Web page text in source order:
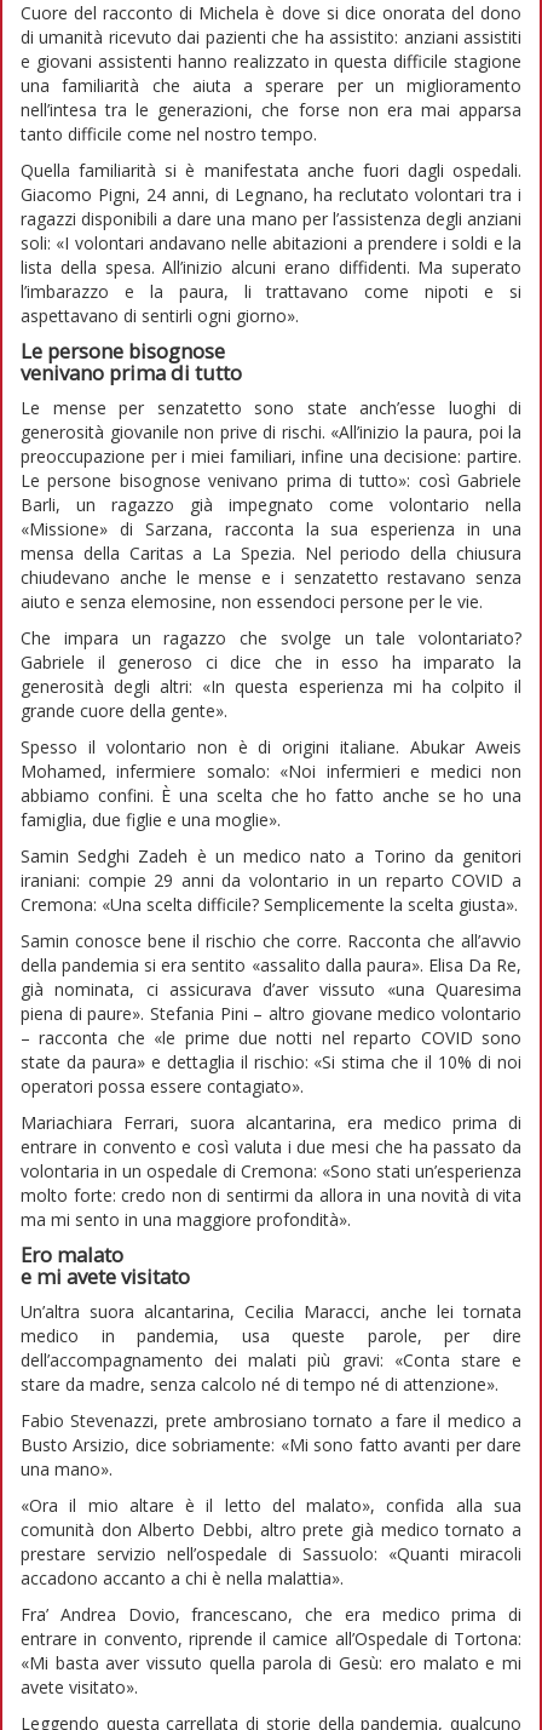
Cuore del racconto di Michela è dove si dice onorata del dono
di umanità ricevuto dai pazienti che ha assistito: anziani assistiti
e giovani assistenti hanno realizzato in questa difficile stagione
una familiarità che aiuta a sperare per un miglioramento
nell’intesa tra le generazioni, che forse non era mai apparsa
tanto difficile come nel nostro tempo.
Quella familiarità si è manifestata anche fuori dagli ospedali.
Giacomo Pigni, 24 anni, di Legnano, ha reclutato volontari tra i
ragazzi disponibili a dare una mano per l’assistenza degli anziani
soli: «I volontari andavano nelle abitazioni a prendere i soldi e la
lista della spesa. All’inizio alcuni erano diffidenti. Ma superato
l’imbarazzo e la paura, li trattavano come nipoti e si
aspettavano di sentirli ogni giorno».
Le persone bisognose
venivano prima di tutto
Le mense per senzatetto sono state anch’esse luoghi di
generosità giovanile non prive di rischi. «All’inizio la paura, poi la
preoccupazione per i miei familiari, infine una decisione: partire.
Le persone bisognose venivano prima di tutto»: così Gabriele
Barli, un ragazzo già impegnato come volontario nella
«Missione» di Sarzana, racconta la sua esperienza in una
mensa della Caritas a La Spezia. Nel periodo della chiusura
chiudevano anche le mense e i senzatetto restavano senza
aiuto e senza elemosine, non essendoci persone per le vie.
Che impara un ragazzo che svolge un tale volontariato?
Gabriele il generoso ci dice che in esso ha imparato la
generosità degli altri: «In questa esperienza mi ha colpito il
grande cuore della gente».
Spesso il volontario non è di origini italiane. Abukar Aweis
Mohamed, infermiere somalo: «Noi infermieri e medici non
abbiamo confini. È una scelta che ho fatto anche se ho una
famiglia, due figlie e una moglie».
Samin Sedghi Zadeh è un medico nato a Torino da genitori
iraniani: compie 29 anni da volontario in un reparto COVID a
Cremona: «Una scelta difficile? Semplicemente la scelta giusta».
Samin conosce bene il rischio che corre. Racconta che all’avvio
della pandemia si era sentito «assalito dalla paura». Elisa Da Re,
già nominata, ci assicurava d’aver vissuto «una Quaresima
piena di paure». Stefania Pini – altro giovane medico volontario
– racconta che «le prime due notti nel reparto COVID sono
state da paura» e dettaglia il rischio: «Si stima che il 10% di noi
operatori possa essere contagiato».
Mariachiara Ferrari, suora alcantarina, era medico prima di
entrare in convento e così valuta i due mesi che ha passato da
volontaria in un ospedale di Cremona: «Sono stati un’esperienza
molto forte: credo non di sentirmi da allora in una novità di vita
ma mi sento in una maggiore profondità».
Ero malato
e mi avete visitato
Un’altra suora alcantarina, Cecilia Maracci, anche lei tornata
medico in pandemia, usa queste parole, per dire
dell’accompagnamento dei malati più gravi: «Conta stare e
stare da madre, senza calcolo né di tempo né di attenzione».
Fabio Stevenazzi, prete ambrosiano tornato a fare il medico a
Busto Arsizio, dice sobriamente: «Mi sono fatto avanti per dare
una mano».
«Ora il mio altare è il letto del malato», confida alla sua
comunità don Alberto Debbi, altro prete già medico tornato a
prestare servizio nell’ospedale di Sassuolo: «Quanti miracoli
accadono accanto a chi è nella malattia».
Fra’ Andrea Dovio, francescano, che era medico prima di
entrare in convento, riprende il camice all’Ospedale di Tortona:
«Mi basta aver vissuto quella parola di Gesù: ero malato e mi
avete visitato».
Leggendo questa carrellata di storie della pandemia, qualcuno